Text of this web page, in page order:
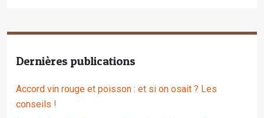
Dernières publications
Accord vin rouge et poisson : et si on osait ? Les
conseils !